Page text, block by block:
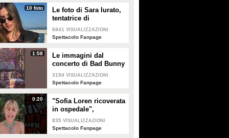
10 foto
Le foto di Sara Iurato,
tentatrice di
Temptation Island 2026
6841 VISUALIZZAZIONI
Spettacolo Fanpage
1:58
Le immagini dal
concerto di Bad Bunny
a Milano
3194 VISUALIZZAZIONI
Spettacolo Fanpage
0:20
"Sofia Loren ricoverata
in ospedale",
Alessandra Mussolini
smentisce: "È serena e
835 VISUALIZZAZIONI
Spettacolo Fanpage